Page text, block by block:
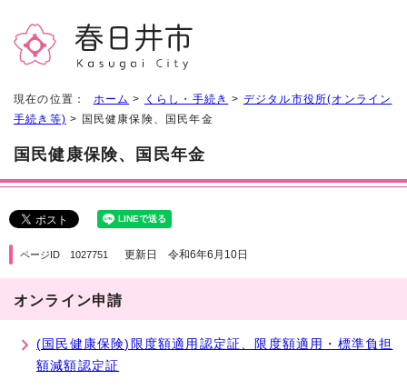
現在の位置： ホーム > くらし・手続き > デジタル市役所(オンライン
手続き等) > 国民健康保険、国民年金
国民健康保険、国民年金
ページID 1027751 更新日 令和6年6月10日
オンライン申請
(国民健康保険)限度額適用認定証、限度額適用・標準負担
額減額認定証